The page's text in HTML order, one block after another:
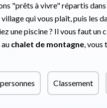
"prêts à vivre" répartis
qui vous plaît, puis les
une piscine ? Il vous faut
au chalet de montagne, vous
Classement